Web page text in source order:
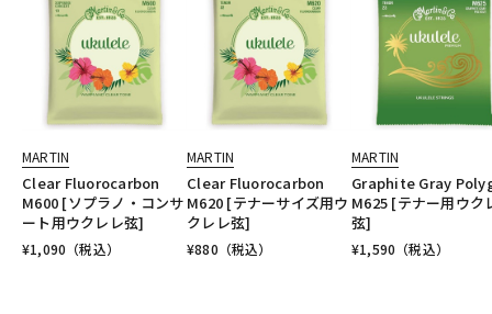
MARTIN
Clear Fluorocarbon
M600 [ソプラノ・コンサ
ート用ウクレレ弦]
¥1,090 （税込）
MARTIN
Clear Fluorocarbon
M620 [テナーサイズ用ウ
クレレ弦]
¥880 （税込）
MARTIN
Graphite Gray
M625 [テナー用ウク
弦]
¥1,590 （税込）